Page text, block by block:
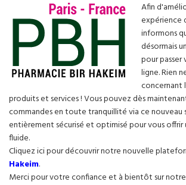
Afin
expérience
informons
désormais
pour passer
ligne. Rien
concernant
produits et services ! Vous pouvez dès
commandes en toute tranquillité via ce nouveau
entièrement sécurisé et optimisé pour vous offrir
fluide.
Cliquez ici pour découvrir notre nouvelle
Hakeim.
Merci pour votre confiance et à bientôt sur